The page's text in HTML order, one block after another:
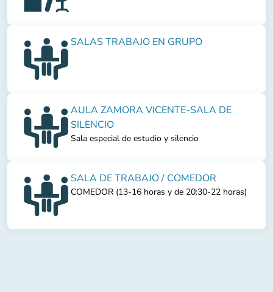
SALAS TRABAJO EN GRUPO
AULA ZAMORA VICENTE-SALA DE
SILENCIO
Sala especial de estudio y silencio
SALA DE TRABAJO / COMEDOR
COMEDOR (13-16 horas y de 20:30-22 horas)